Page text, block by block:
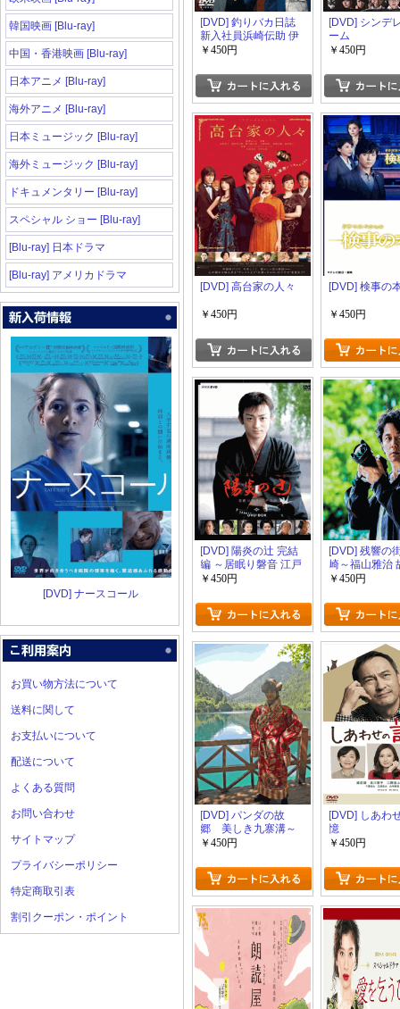
韓国映画 [Blu-ray]
中国・香港映画 [Blu-ray]
日本アニメ [Blu-ray]
海外アニメ [Blu-ray]
日本ミュージック [Blu-ray]
海外ミュージック [Blu-ray]
ドキュメンタリー [Blu-ray]
スペシャル ショー [Blu-ray]
[Blu-ray] 日本ドラマ
[Blu-ray] アメリカドラマ
[DVD] ナースコール
お買い物方法について
送料に関して
お支払いについて
配送について
よくある質問
お問い合わせ
サイトマップ
プライバシーポリシー
特定商取引表
割引クーポン・ポイント
[DVD] 釣りバカ日誌
新入社員浜崎伝助 伊
勢志摩で大漁! 初めて
￥450円
[DVD] シンデ
ーム
￥450円
[DVD] 高台家の人々
￥450円
[DVD] 検事の
￥450円
[DVD] 陽炎の辻 完結
編 ～居眠り磐音 江戸
双紙～
￥450円
[DVD] 残響の
崎～福山雅治
撮る～
￥450円
[DVD] パンダの故
郷 美しき九寨溝～
速水もこみち 中
￥450円
[DVD] しあわ
憶
￥450円